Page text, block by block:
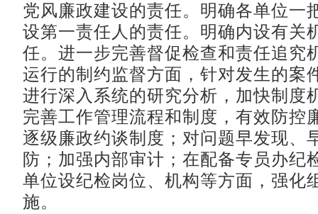
党风廉政建设的责任。明确各单位一
设第一责任人的责任。明确内设有关
任。进一步完善督促检查和责任追究
运行的制约监督方面，针对发生的案
进行深入系统的研究分析，加快制度
完善工作管理流程和制度，有效防控
逐级廉政约谈制度；对问题早发现、
防；加强内部审计；在配备专员办纪
单位设纪检岗位、机构等方面，强化
施。